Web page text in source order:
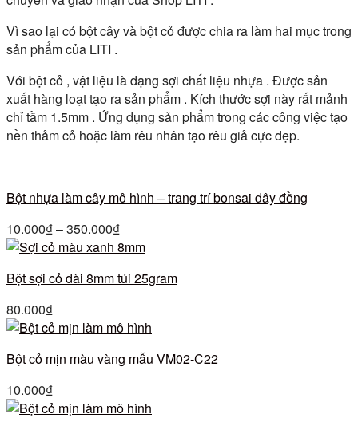
Vì sao lại có bột cây và bột cỏ được chia ra làm hai mục trong
sản phẩm của LITI .
Với bột cỏ , vật liệu là dạng sợi chất liệu nhựa . Được sản
xuất hàng loạt tạo ra sản phẩm . Kích thước sợi này rất mảnh
chỉ tầm 1.5mm . Ứng dụng sản phẩm trong các công việc tạo
nền thảm cỏ hoặc làm rêu nhân tạo rêu giả cực đẹp.
Bột nhựa làm cây mô hình – trang trí bonsai dây đồng
10.000₫–350.000₫
Bột sợi cỏ dài 8mm túi 25gram
80.000₫
Bột cỏ mịn màu vàng mẫu VM02-C22
10.000₫